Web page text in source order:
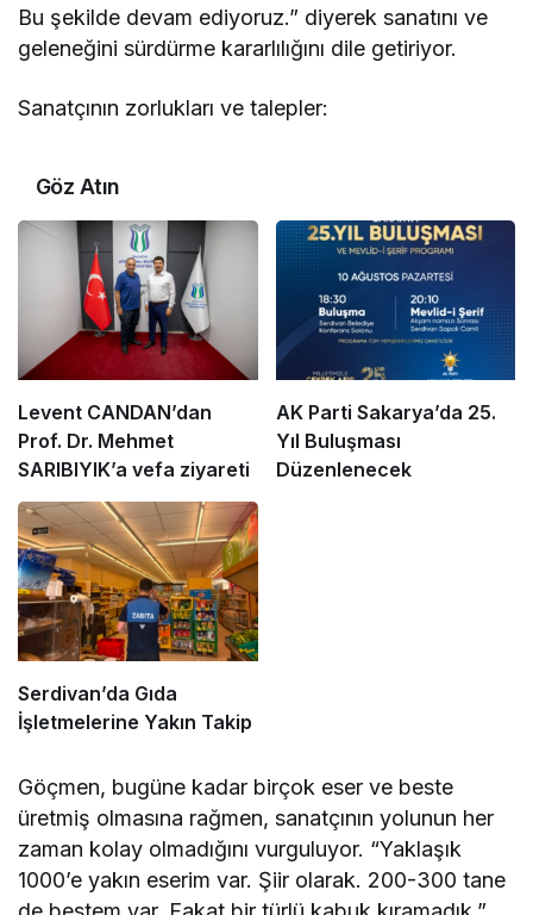
Bu şekilde devam ediyoruz.” diyerek sanatını ve
geleneğini sürdürme kararlılığını dile getiriyor.
Sanatçının zorlukları ve talepler:
Göz Atın
Levent CANDAN’dan
Prof. Dr. Mehmet
SARIBIYIK’a vefa ziyareti
AK Parti Sakarya’da 25.
Yıl Buluşması
Düzenlenecek
Serdivan’da Gıda
İşletmelerine Yakın Takip
Göçmen, bugüne kadar birçok eser ve beste
üretmiş olmasına rağmen, sanatçının yolunun her
zaman kolay olmadığını vurguluyor. “Yaklaşık
1000’e yakın eserim var. Şiir olarak. 200-300 tane